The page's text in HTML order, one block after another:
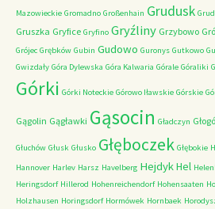
Mazowieckie Gromadno Großenhain Grudusk
Gruszka Gryfice Gryfino Gryźliny Grzybowo
Grójec Grębków Gubin Gudowo Guronys Gutkowo
Gwizdały Góra Dylewska Góra Kalwaria Górale Góraliki
Górki Górki Noteckie Górowo Iławskie Górskie
Gągolin Gągławki Gąsocin Gładczyn
Głuchów Głusk Głusko Głęboczek Głębokie
Hannover Harlev Harsz Havelberg HejdykHel
Heringsdorf Hillerod Hohenreichendorf Hohensaaten
Holzhausen Horingsdorf Hormówek Hornbaek